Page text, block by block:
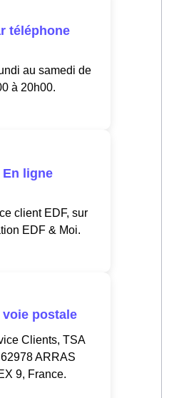
téléphone
au samedi de
à 20h00.
En ligne
client EDF, sur
EDF & Moi.
voie postale
Clients, TSA
ARRAS
9, France.